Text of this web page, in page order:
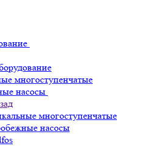
многоступенчатые
насосы
многоступенчатые
насосы